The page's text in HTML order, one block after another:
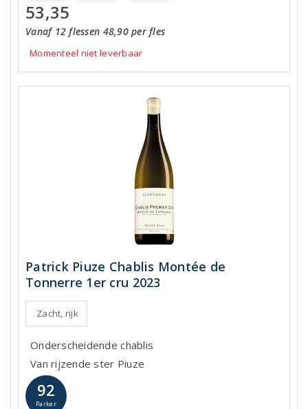
53,35
Vanaf 12 flessen 48,90 per fles
Momenteel niet leverbaar
Patrick Piuze Chablis Montée de
Tonnerre 1er cru 2023
Zacht, rijk
Onderscheidende chablis
Van rijzende ster Piuze
92
Parker